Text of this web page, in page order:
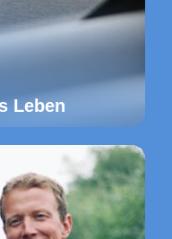
Leben